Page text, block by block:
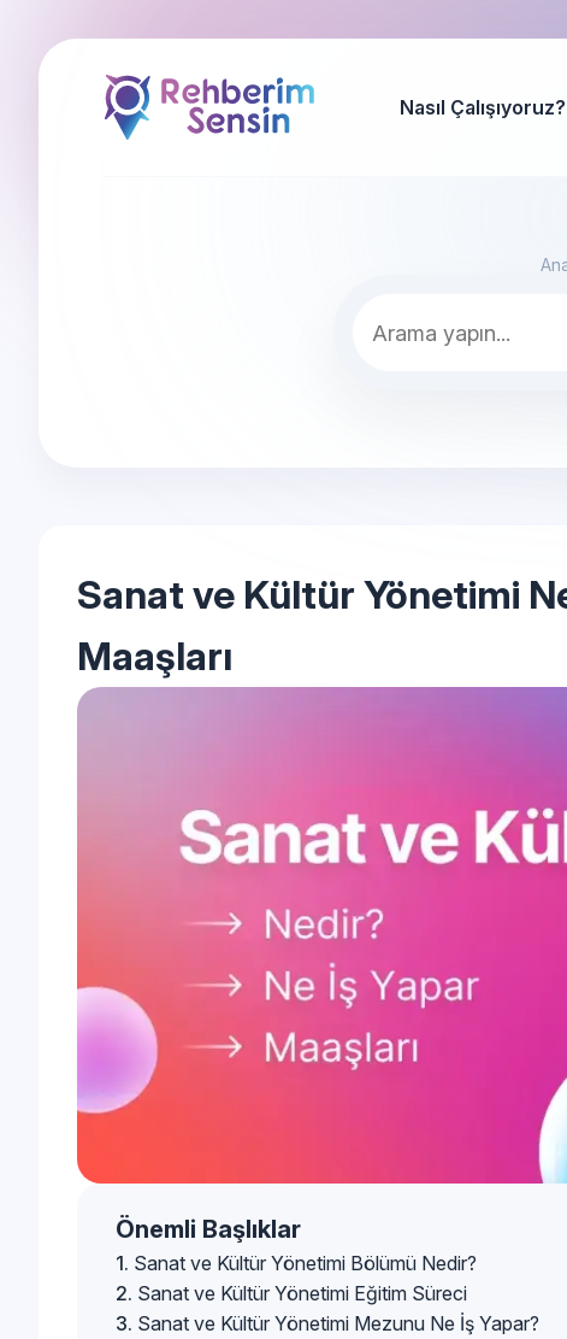
Nasıl Çalışıyoruz?
Sanat ve Kültür Yönetimi
Maaşları
Önemli Başlıklar
Sanat ve Kültür Yönetimi Bölümü Nedir?
Sanat ve Kültür Yönetimi Eğitim Süreci
Sanat ve Kültür Yönetimi Mezunu Ne İş Yapar?